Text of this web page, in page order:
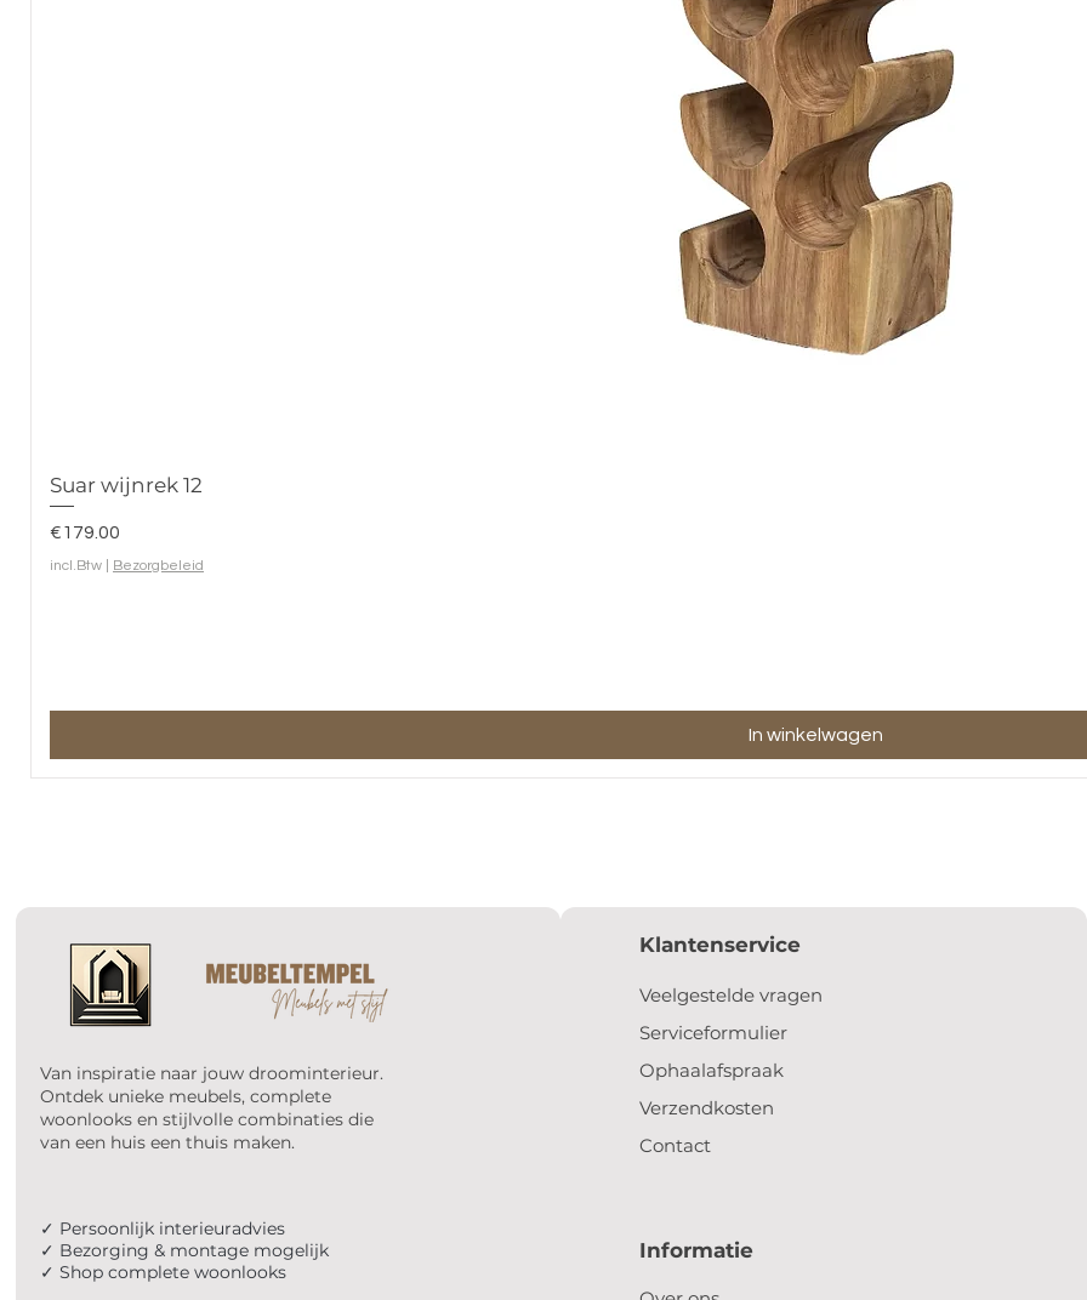
Suar wijnrek 12
Prijs
€179.00
incl.Btw Bezorgbeleid
In winkelwagen
Van inspiratie naar jouw droominterieur.
Ontdek unieke meubels, complete
woonlooks en stijlvolle combinaties die
van een huis een thuis maken.
✓ Persoonlijk interieuradvies
✓ Bezorging & montage mogelijk
✓ Shop complete woonlooks
Klantenservice
Veelgestelde vragen
Serviceformulier
Ophaalafspraak
Verzendkosten
Contact
Informatie